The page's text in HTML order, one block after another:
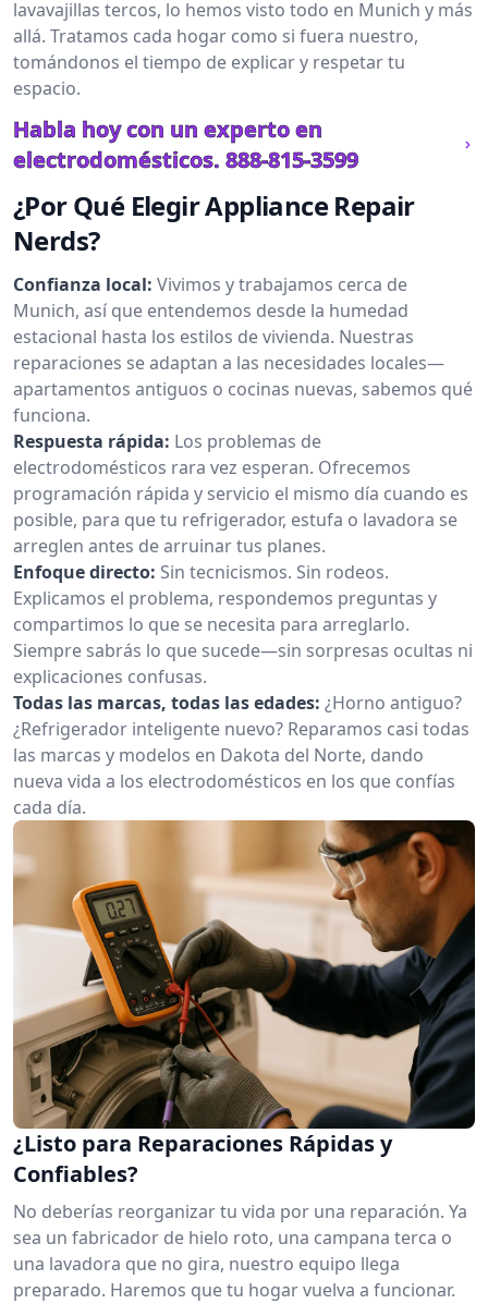
lavavajillas tercos, lo hemos visto todo en Munich y más
allá. Tratamos cada hogar como si fuera nuestro,
tomándonos el tiempo de explicar y respetar tu
espacio.
Habla hoy con un experto en
electrodomésticos. 888-815-3599
¿Por Qué Elegir Appliance Repair
Nerds?
Confianza local: Vivimos y trabajamos cerca de
Munich, así que entendemos desde la humedad
estacional hasta los estilos de vivienda. Nuestras
reparaciones se adaptan a las necesidades locales—
apartamentos antiguos o cocinas nuevas, sabemos qué
funciona.
Respuesta rápida: Los problemas de
electrodomésticos rara vez esperan. Ofrecemos
programación rápida y servicio el mismo día cuando es
posible, para que tu refrigerador, estufa o lavadora se
arreglen antes de arruinar tus planes.
Enfoque directo: Sin tecnicismos. Sin rodeos.
Explicamos el problema, respondemos preguntas y
compartimos lo que se necesita para arreglarlo.
Siempre sabrás lo que sucede—sin sorpresas ocultas ni
explicaciones confusas.
Todas las marcas, todas las edades: ¿Horno antiguo?
¿Refrigerador inteligente nuevo? Reparamos casi todas
las marcas y modelos en Dakota del Norte, dando
nueva vida a los electrodomésticos en los que confías
cada día.
¿Listo para Reparaciones Rápidas y
Confiables?
No deberías reorganizar tu vida por una reparación. Ya
sea un fabricador de hielo roto, una campana terca o
una lavadora que no gira, nuestro equipo llega
preparado. Haremos que tu hogar vuelva a funcionar.